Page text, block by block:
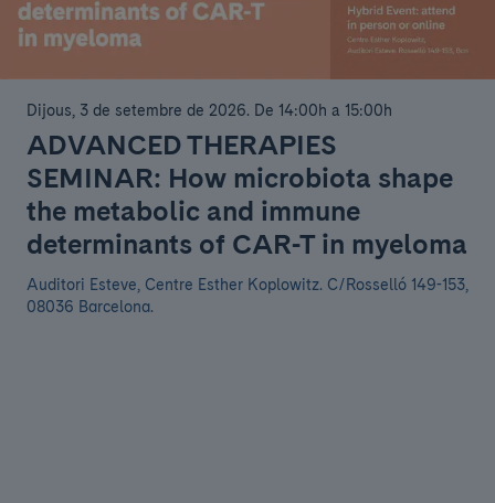
Dijous, 3 de setembre de 2026. De 14:00h a 15:00h
ADVANCED THERAPIES
SEMINAR: How microbiota shape
the metabolic and immune
determinants of CAR-T in myeloma
Auditori Esteve, Centre Esther Koplowitz. C/Rosselló 149-153,
08036 Barcelona.